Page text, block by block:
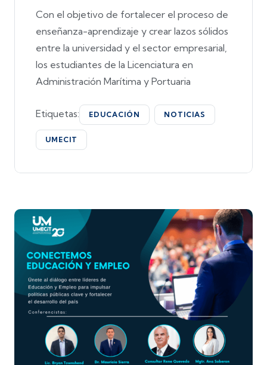
Con el objetivo de fortalecer el proceso de
enseñanza-aprendizaje y crear lazos sólidos
entre la universidad y el sector empresarial,
los estudiantes de la Licenciatura en
Administración Marítima y Portuaria
Etiquetas: EDUCACIÓN NOTICIAS
UMECIT